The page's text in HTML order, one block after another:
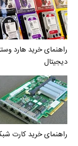
راهنمای خرید هارد
دیجیتال
راهنمای خرید کارت